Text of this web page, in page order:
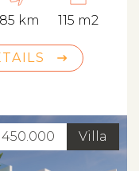
85 km 115 m2
Villa